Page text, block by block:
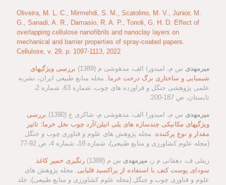
Oliveira, M. L. C., Mirmehdi, S. M., Scatolino, M. V., Junior, M.
G., Sanadi, A. R., Damasio, R. A. P., Tonoli, G. H. D. Effect of
overlapping cellulose nanofibrils and nanoclay layers on
mechanical and barrier properties of spray-coated papers.
Cellulose, v. 29, p. 1097-1113, 2022
میرمهدی س م، امیدورا الف، مدهوشی م (1389)
بررسی ویژگیهای
شیمیایی و ساختاری برگ درخت خرما. مجله منابع طبیعی ایران، نشریه
علمی پژوهشی جنگل و فراورده های چوب، شماره 63، شماره 2،
تابستان، ص 187-200.
میرمهدی س م، امیدورا الف، مدهوشی م، شاکری ع (1390)
بررسی
ویژگیهای مکانیکی چندسازه های پلی اتیلن/آرد چوب نخل خرما: تاثیر
مقدار و نوع پرکننده. مجله پژوهش های علوم و فناوری چوب و جنگل
(مجله علوم کشاورزی و منابع طبیعی)، شماره 18، شماره 4، ص 92-77.
زینلی ف، دهقانی م ر، میرمهدی س م (1388)
رنگبری خمیر کاغذ
سودای پوست کنف با استفاده از پراکسید قلیایی. مجله پژوهش های
علوم و فناوری چوب و جنگل (مجله علوم کشاورزی و منابع طبیعی)، جلد